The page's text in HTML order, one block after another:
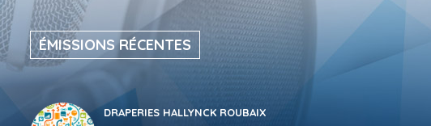
ÉMISSIONS RÉCENTES
DRAPERIES HALLYNCK ROUBAIX